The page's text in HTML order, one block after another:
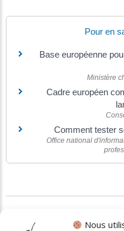
Nous
Pour en
Base européenne
Ministère
Cadre européen
Comment tester
Office national